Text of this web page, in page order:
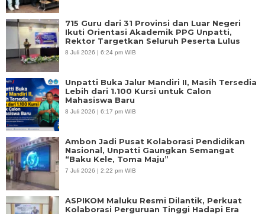
715 Guru dari 31 Provinsi dan Luar Negeri
Ikuti Orientasi Akademik PPG Unpatti,
Rektor Targetkan Seluruh Peserta Lulus
8 Juli 2026 | 6:24 pm WIB
Unpatti Buka Jalur Mandiri II, Masih Tersedia
Lebih dari 1.100 Kursi untuk Calon
Mahasiswa Baru
8 Juli 2026 | 6:17 pm WIB
Ambon Jadi Pusat Kolaborasi Pendidikan
Nasional, Unpatti Gaungkan Semangat
“Baku Kele, Toma Maju”
7 Juli 2026 | 2:22 pm WIB
ASPIKOM Maluku Resmi Dilantik, Perkuat
Kolaborasi Perguruan Tinggi Hadapi Era